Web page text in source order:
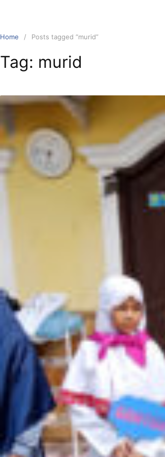
Home Posts tagged “murid”
Tag: murid